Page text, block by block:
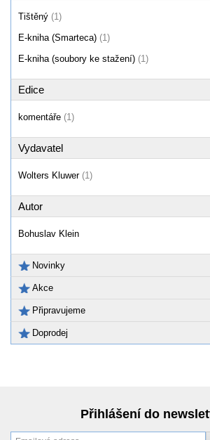
Tištěný (1)
E-kniha (Smarteca) (1)
E-kniha (soubory ke stažení) (1)
Edice
komentáře (1)
Vydavatel
Wolters Kluwer (1)
Autor
Bohuslav Klein
Novinky
Akce
Připravujeme
Doprodej
Přihlášení do